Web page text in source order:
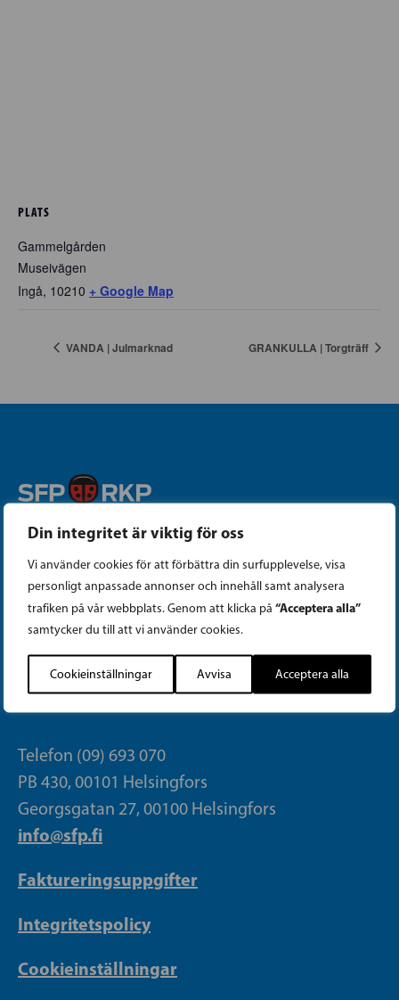
Din integritet är viktig för oss
Vi använder cookies för att förbättra din surfupplevelse, visa
personligt anpassade annonser och innehåll samt analysera
trafiken på vår webbplats. Genom att klicka på “Acceptera alla”
samtycker du till att vi använder cookies.
Cookieinställningar Avvisa Acceptera alla
PLATS
Gammelgården
Museivägen
Ingå, 10210 + Google Map
VANDA | Julmarknad GRANKULLA | Torgträff
Instagram
Facebook
Tiktok
PARTIKANSLIET
Telefon (09) 693 070
PB 430, 00101 Helsingfors
Georgsgatan 27, 00100 Helsingfors
info@sfp.fi
Faktureringsuppgifter
Integritetspolicy
Cookieinställningar